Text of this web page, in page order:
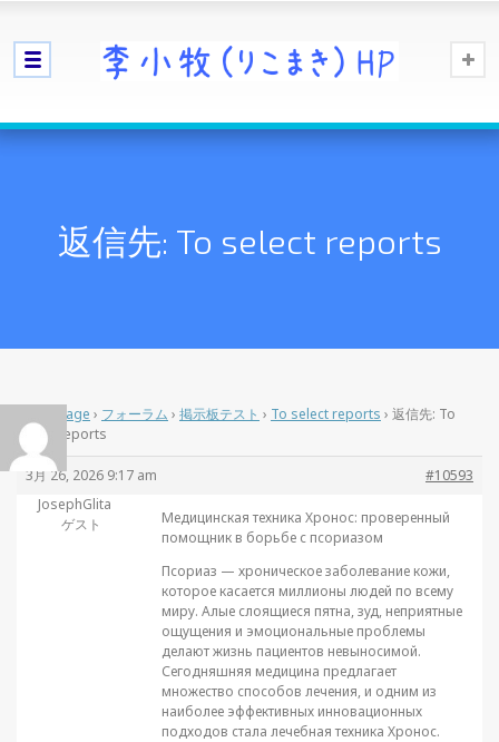
返信先: To select reports
Home Page › フォーラム › 掲示板テスト › To select reports › 返信先: To
select reports
3月 26, 2026 9:17 am
#10593
JosephGlita
ゲスト
Медицинская техника Хронос: проверенный
помощник в борьбе с псориазом
Псориаз — хроническое заболевание кожи,
которое касается миллионы людей по всему
миру. Алые слоящиеся пятна, зуд, неприятные
ощущения и эмоциональные проблемы
делают жизнь пациентов невыносимой.
Сегодняшняя медицина предлагает
множество способов лечения, и одним из
наиболее эффективных инновационных
подходов стала лечебная техника Хронос.